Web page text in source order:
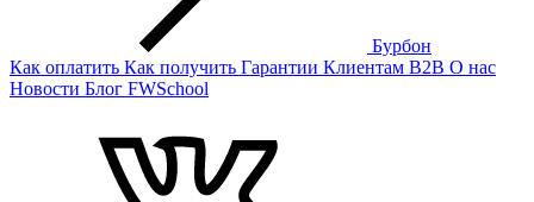
Бурбон
Как оплатить Как получить Гарантии Клиентам B2B О нас
Новости Блог FWSchool